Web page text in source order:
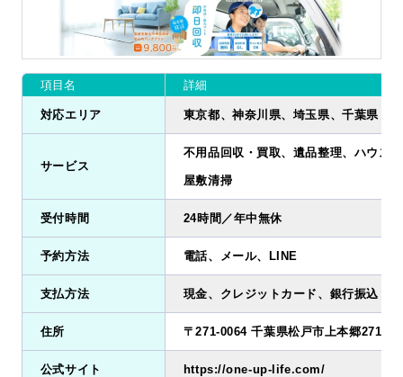
項目名 詳細
対応エリア 東京都、神奈川県、埼玉県、千葉県
サービス
不用品回収・買取、遺品整理、ハウス
屋敷清掃
受付時間 24時間／年中無休
予約方法 電話、メール、LINE
支払方法 現金、クレジットカード、銀行振込
住所 〒271-0064 千葉県松戸市上本郷2719-3
公式サイト https://one-up-life.com/